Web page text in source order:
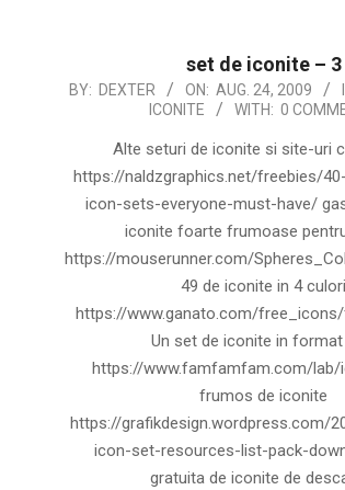
set de iconite – 3
2009-
BY: DEXTER ON: AUG. 24, 2009
ICONITE
WITH: 0
Alte seturi de iconite si site-uri
https://naldzgraphics.net/freebies/
icon-sets-everyone-must-have/
iconite foarte frumoase
https://mouserunner.com/
49 de iconite in 4 culori
https://www.ganato.com/
Un set de iconite in format
https://www.famfamfam.com/lab/
frumos de iconite
https://grafikdesign.wordpress.com/
icon-set-resources-list-pack-
gratuita de iconite de